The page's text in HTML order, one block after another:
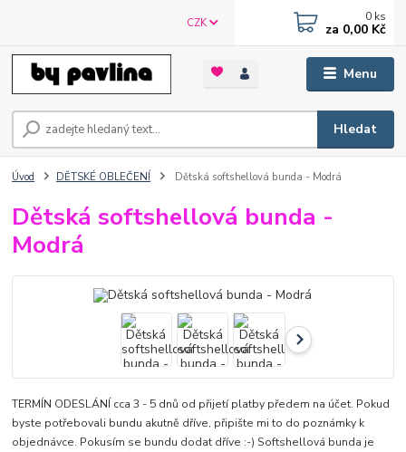
Menu
CZK
Hledat
0 ks
za 0,00 Kč
Úvod DĚTSKÉ OBLEČENÍ Dětská softshellová bunda - Modrá
Dětská softshellová bunda -
Modrá
TERMÍN ODESLÁNÍ cca 3 - 5 dnů od přijetí platby předem na účet. Pokud
byste potřebovali bundu akutně dříve, připište mi to do poznámky k
objednávce. Pokusím se bundu dodat dříve :-) Softshellová bunda je